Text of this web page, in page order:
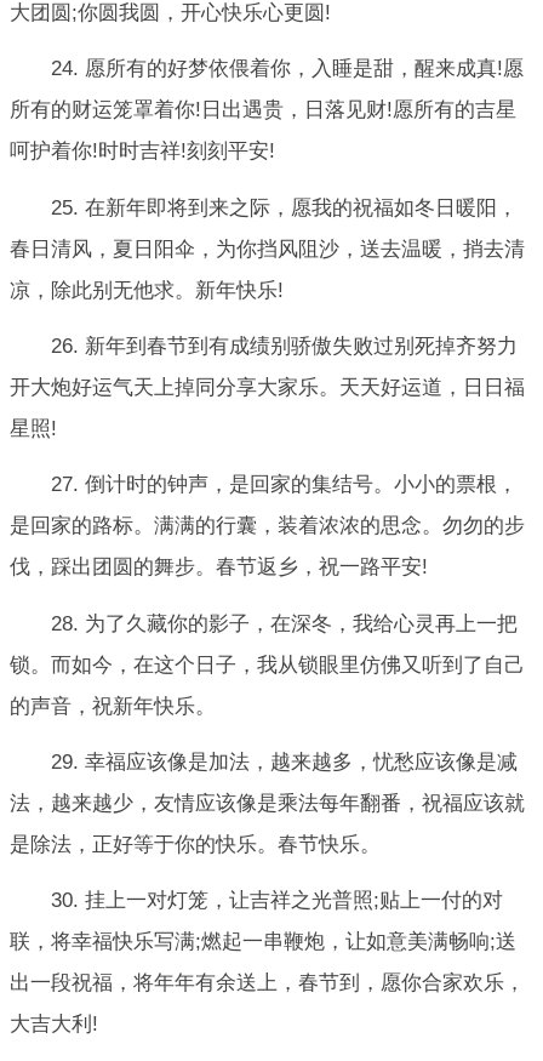
大团圆;你圆我圆，开心快乐心更圆!
24. 愿所有的好梦依偎着你，入睡是甜，醒来成真!愿
所有的财运笼罩着你!日出遇贵，日落见财!愿所有的吉星
呵护着你!时时吉祥!刻刻平安!
25. 在新年即将到来之际，愿我的祝福如冬日暖阳，
春日清风，夏日阳伞，为你挡风阻沙，送去温暖，捎去清
凉，除此别无他求。新年快乐!
26. 新年到春节到有成绩别骄傲失败过别死掉齐努力
开大炮好运气天上掉同分享大家乐。天天好运道，日日福
星照!
27. 倒计时的钟声，是回家的集结号。小小的票根，
是回家的路标。满满的行囊，装着浓浓的思念。勿勿的步
伐，踩出团圆的舞步。春节返乡，祝一路平安!
28. 为了久藏你的影子，在深冬，我给心灵再上一把
锁。而如今，在这个日子，我从锁眼里仿佛又听到了自己
的声音，祝新年快乐。
29. 幸福应该像是加法，越来越多，忧愁应该像是减
法，越来越少，友情应该像是乘法每年翻番，祝福应该就
是除法，正好等于你的快乐。春节快乐。
30. 挂上一对灯笼，让吉祥之光普照;贴上一付的对
联，将幸福快乐写满;燃起一串鞭炮，让如意美满畅响;送
出一段祝福，将年年有余送上，春节到，愿你合家欢乐，
大吉大利!